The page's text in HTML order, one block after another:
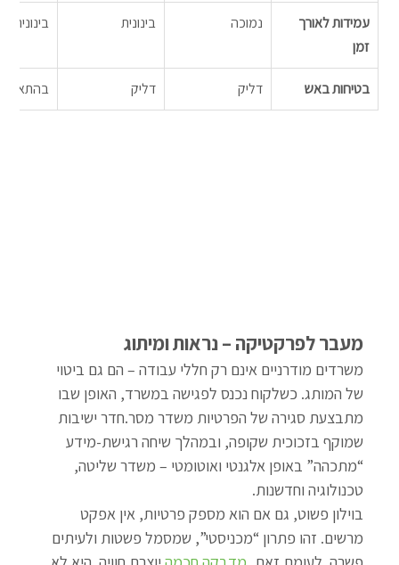
עמידות לאורך
זמן
נמוכה בינונית בינונית
בטיחות באש דליק דליק בהתאם
מעבר לפרקטיקה – נראות ומיתוג
משרדים מודרניים אינם רק חללי עבודה – הם גם ביטוי
של המותג. כשלקוח נכנס לפגישה במשרד, האופן שבו
מתבצעת סגירה של הפרטיות משדר מסר.חדר ישיבות
שמוקף בזכוכית שקופה, ובמהלך שיחה רגישת-מידע
“מתכהה” באופן אלגנטי ואוטומטי – משדר שליטה,
טכנולוגיה וחדשנות.
בוילון פשוט, גם אם הוא מספק פרטיות, אין אפקט
מרשים. זהו פתרון “מכניסטי”, שמסמל פשטות ולעיתים